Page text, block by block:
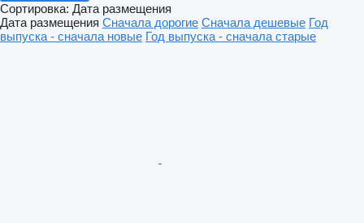
Сортировка: Дата размещения
Дата размещения Сначала дорогие Сначала дешевые Год
выпуска - сначала новые Год выпуска - сначала старые